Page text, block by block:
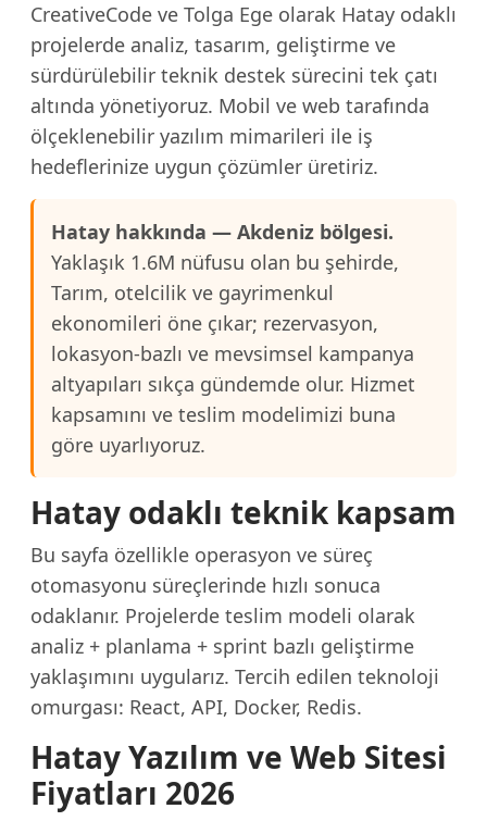
CreativeCode ve Tolga Ege olarak Hatay odaklı
projelerde analiz, tasarım, geliştirme ve
sürdürülebilir teknik destek sürecini tek çatı
altında yönetiyoruz. Mobil ve web tarafında
ölçeklenebilir yazılım mimarileri ile iş
hedeflerinize uygun çözümler üretiriz.
Hatay hakkında — Akdeniz bölgesi.
Yaklaşık 1.6M nüfusu olan bu şehirde,
Tarım, otelcilik ve gayrimenkul
ekonomileri öne çıkar; rezervasyon,
lokasyon-bazlı ve mevsimsel kampanya
altyapıları sıkça gündemde olur. Hizmet
kapsamını ve teslim modelimizi buna
göre uyarlıyoruz.
Hatay odaklı teknik kapsam
Bu sayfa özellikle operasyon ve süreç
otomasyonu süreçlerinde hızlı sonuca
odaklanır. Projelerde teslim modeli olarak
analiz + planlama + sprint bazlı geliştirme
yaklaşımını uygularız. Tercih edilen teknoloji
omurgası: React, API, Docker, Redis.
Hatay Yazılım ve Web Sitesi
Fiyatları 2026